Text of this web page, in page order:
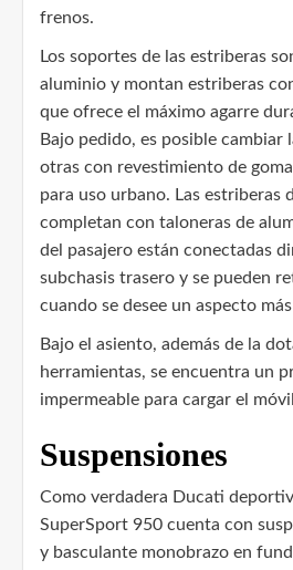
frenos.
Los soportes de las estriberas
aluminio y montan estriberas
que ofrece el máximo agarre
Bajo pedido, es posible cambiar
otras con revestimiento de
para uso urbano. Las estriberas
completan con taloneras de
del pasajero están conectadas
subchasis trasero y se pueden
cuando se desee un aspecto
Bajo el asiento, además de la
herramientas, se encuentra un
impermeable para cargar el
Suspensiones
Como verdadera Ducati
SuperSport 950 cuenta con
y basculante monobrazo en